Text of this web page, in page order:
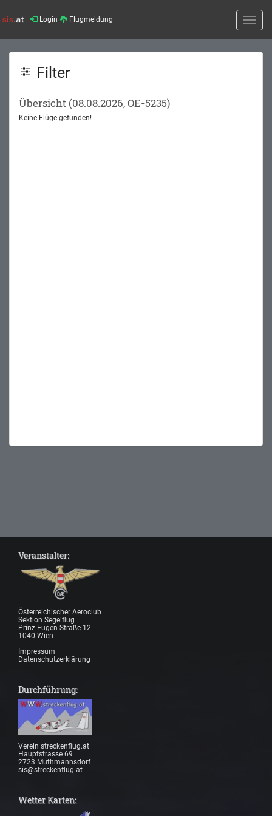
Login Flugmeldung
Toggle
Filter
Übersicht (08.08.2026, OE-5235)
Keine Flüge gefunden!
Veranstalter:
Österreichischer Aeroclub
Sektion Segelflug
Prinz Eugen-Straße 12
1040 Wien
Impressum
Datenschutzerklärung
Durchführung:
Verein streckenflug.at
Hauptstrasse 69
2723 Muthmannsdorf
sis@streckenflug.at
Wetter Karten: